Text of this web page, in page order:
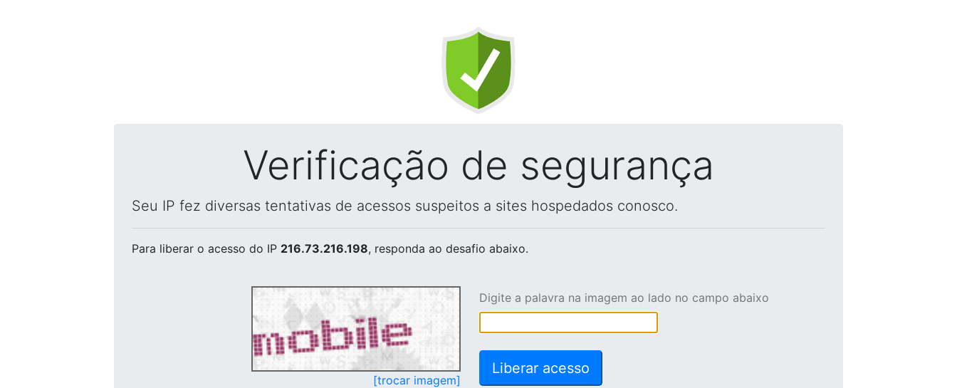
Verificação de segurança
Seu IP fez diversas tentativas de acessos suspeitos a sites hospedados conosco.
Para liberar o acesso do IP 216.73.216.198, responda ao desafio abaixo.
[trocar imagem]
Digite a palavra na imagem ao lado no campo abaixo